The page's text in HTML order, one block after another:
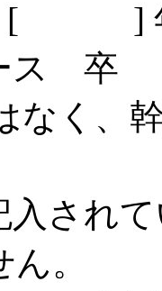
科
ス 卒
なく、
され
。